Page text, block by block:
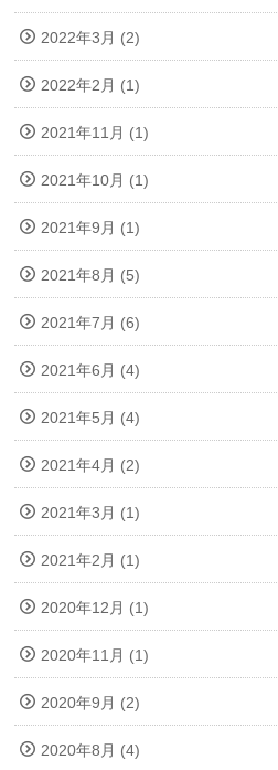
2022年3月 (2)
2022年2月 (1)
2021年11月 (1)
2021年10月 (1)
2021年9月 (1)
2021年8月 (5)
2021年7月 (6)
2021年6月 (4)
2021年5月 (4)
2021年4月 (2)
2021年3月 (1)
2021年2月 (1)
2020年12月 (1)
2020年11月 (1)
2020年9月 (2)
2020年8月 (4)